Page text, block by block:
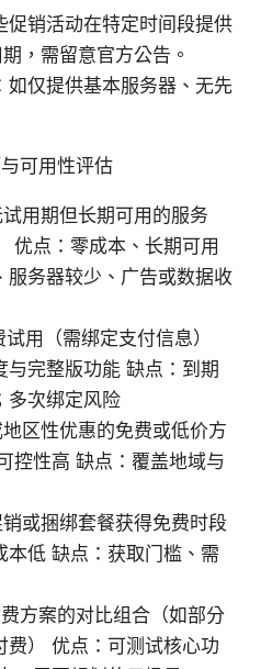
促销活动在特定时间段提供
，需留意官方公告。
如仅提供基本服务器、无先
可用性评估
用期但长期可用的服务
优点：零成本、长期可用
服务器较少、广告或数据收
用（需绑定支付信息）
完整版功能 缺点：到期
多次绑定风险
区性优惠的免费或低价方
控性高 缺点：覆盖地域与
或捆绑套餐获得免费时段
本低 缺点：获取门槛、需
方案的对比组合（如部分
费） 优点：可测试核心功